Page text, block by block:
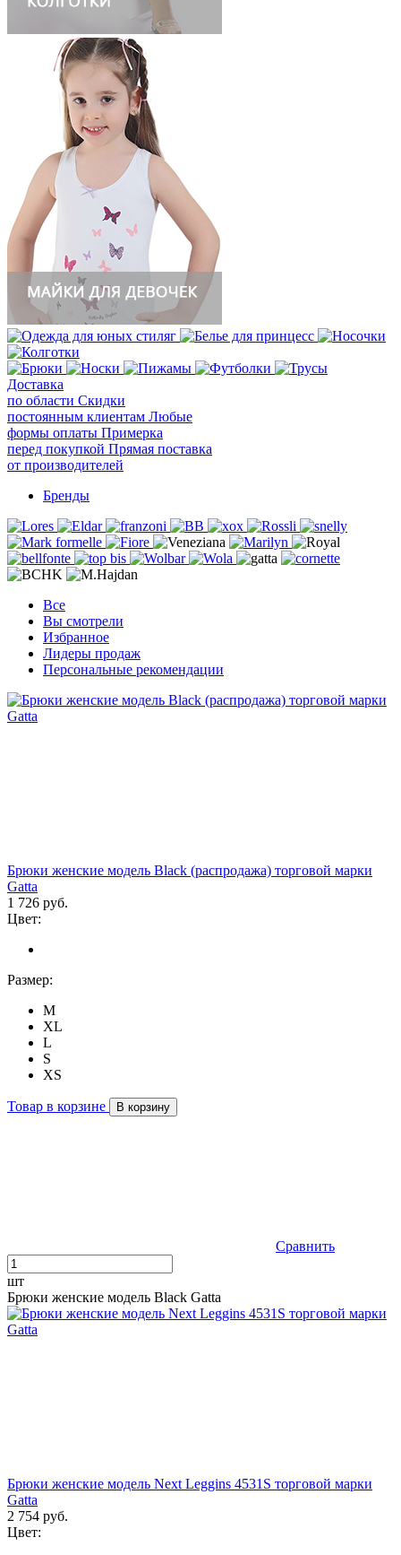
Доставка
по области Скидки
постоянным клиентам Любые
формы оплаты Примерка
перед покупкой Прямая поставка
от производителей
Бренды
Все
Вы смотрели
Избранное
Лидеры продаж
Персональные рекомендации
Брюки женские модель Black (распродажа) торговой марки
Gatta
1 726 руб.
Цвет:
Размер:
M
XL
L
S
XS
Товар в корзине В корзину
Сравнить
шт
Брюки женские модель Black Gatta
Брюки женские модель Next Leggins 4531S торговой марки
Gatta
2 754 руб.
Цвет: